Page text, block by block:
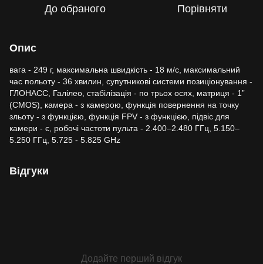
До обраного Порівняти
Опис
вага - 249 г, максимальна швидкість - 18 м/с, максимальний
час польоту - 36 хвилин, супутникові системи позиціонування -
ГЛОНАСС, Галілео, стабілізація - по трьох осях, матриця - 1”
(CMOS), камера - з камерою, функція повернення на точку
зльоту - з функцією, функція FPV - з функцією, підвіс для
камери - є, робочі частоти пульта - 2.400–2.480 ГГц, 5.150–
5.250 ГГц, 5.725 - 5.825 GHz
Відгуки
Додайте перший відгук